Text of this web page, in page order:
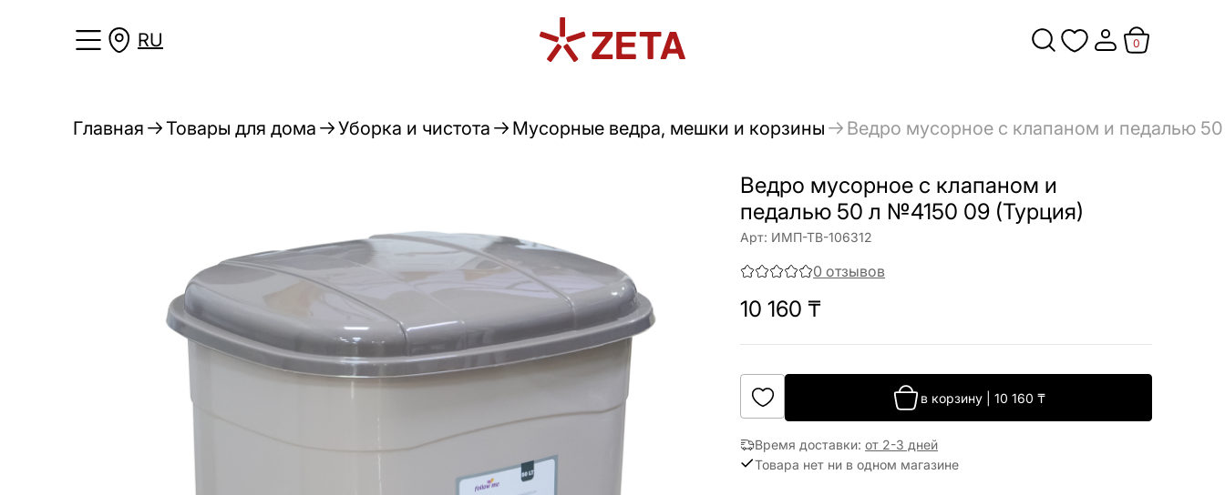
RU 0
Главная Товары для дома Уборка и чистота Мусорные ведра, мешки и корзины Ведро мусорное с клапаном и педалью
Ведро мусорное с клапаном и
педалью 50 л №4150 09 (Турция)
Арт: ИМП-ТВ-106312
0 отзывов
10 160 ₸
в корзину |10 160 ₸
Время доставки:от 2-3 дней
Товара нет ни в одном магазине